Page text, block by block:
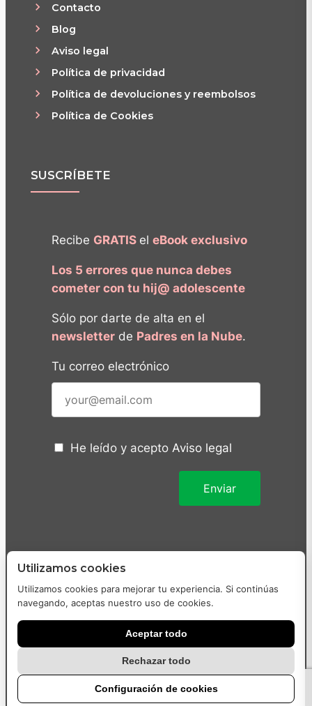
Contacto
Blog
Aviso legal
Política de privacidad
Política de devoluciones y reembolsos
Política de Cookies
SUSCRÍBETE
Recibe GRATIS el eBook exclusivo
Los 5 errores que nunca debes
cometer con tu hij@ adolescente
Sólo por darte de alta en el
newsletterde Padres en la Nube.
Tu correo electrónico
He leído y acepto Aviso legal
Diseñado y desarrollado con por
star more_horiz
Utilizamos cookies
Utilizamos cookies para mejorar tu experiencia. Si continúas
navegando, aceptas nuestro uso de cookies.
Aceptar todo
Rechazar todo
Configuración de cookies